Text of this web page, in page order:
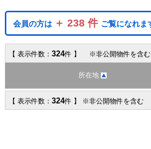
会員の方は ＋ 238 件 ご覧になれま
【 表示件数： 324件 】 ※非公開物件を含
所在地
【 表示件数： 324件 】 ※非公開物件を含む